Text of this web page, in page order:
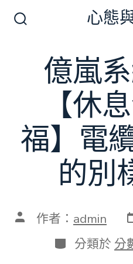
心態
億嵐
【休
福】電
的別
文 作者： admin
分
類
分類於 分